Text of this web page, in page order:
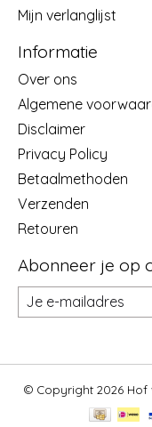
Mijn verlanglijst
Informatie
Over ons
Algemene
Disclaimer
Privacy Policy
Betaalmethoden
Verzenden
Retouren
Abonneer je op
© Copyright 2026 Hof